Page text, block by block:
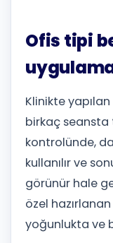
Ofis tipi
Klinikte
birkaç seansta
kontrolünde,
kullanılır ve
görünür hale
özel
yoğunlukta ve